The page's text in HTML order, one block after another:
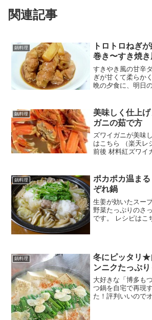
関連記事
鍋料理
トロトロねぎ
巻き〜すき焼
すきやき風の甘辛
ぎが甘くて柔らか
晩の夕食に、明日
醤油、酒、みり
の素★水溶...
鍋料理
美味しく仕上
ガニの茹で方
ズワイガニが美味
はこちら （楽天レ
前後 材料紅ズワイ
鍋料理
ポカポカ温ま
ぞれ鍋
生姜が効いたスー
野菜たっぷりのさ
です。 レシピはこ
鍋料理
冬にピッタリ★
ンニクたっぷ
大好きな「博多も
つ鍋を自宅で再現
た！評判いいので